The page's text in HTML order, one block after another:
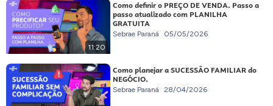
11:20
Como definir o PREÇO DE VENDA. Passo a
passo atualizado com PLANILHA
GRATUITA
Sebrae Paraná 05/05/2026
Como planejar a SUCESSÃO FAMILIAR do
NEGÓCIO.
Sebrae Paraná 28/04/2026